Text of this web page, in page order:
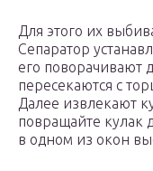
Для этого их
Сепаратор
его поворачивают
пересекаются с
Далее извлекают
повращайте кулак
в одном из окон